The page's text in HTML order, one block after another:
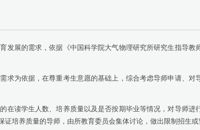
发展的需求，依据 《中国科学院大气物理研究所研究生指导教
为依据，在尊重考生意愿的基础上，综合考虑导师申请、对
在读学生人数、培养质量以及是否按期毕业等情况，对导师进
培养质量的导师，由所教育委员会集体讨论，做出限制招生或